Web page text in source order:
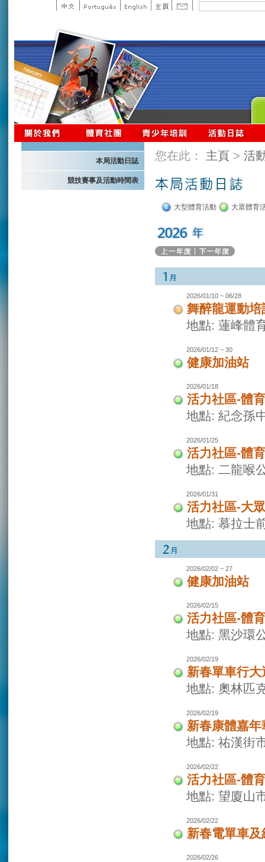
本局活動日誌
競技賽事及活動時間表
您在此： 主頁 > 活
大型體育活動 大眾體育
2026/01/10 ~ 06/28
舞醉龍運動培
地點: 蓮峰體
2026/01/12 ~ 30
健康加油站
2026/01/18
活力社區-體
地點: 紀念孫
2026/01/25
活力社區-體
地點: 二龍喉
2026/01/31
活力社區-大
地點: 慕拉士
2026/02/02 ~ 27
健康加油站
2026/02/15
活力社區-體
地點: 黑沙環
2026/02/19
新春單車行大
地點: 奧林匹
2026/02/19
新春康體嘉年
地點: 祐漢街
2026/02/22
活力社區-體
地點: 望廈山
2026/02/22
新春電單車
2026/02/26